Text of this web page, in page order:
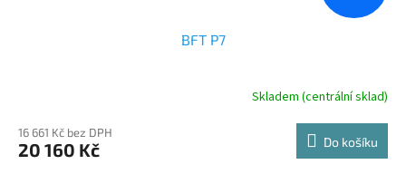
BFT P7
Skladem (centrální sklad)
16 661 Kč bez DPH
20 160 Kč Do košíku